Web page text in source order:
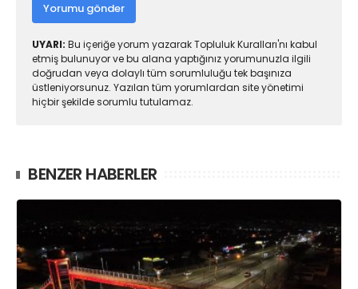
Yorumu gönder
UYARI: Bu içeriğe yorum yazarak Topluluk Kuralları'nı kabul
etmiş bulunuyor ve bu alana yaptığınız yorumunuzla ilgili
doğrudan veya dolaylı tüm sorumluluğu tek başınıza
üstleniyorsunuz. Yazılan tüm yorumlardan site yönetimi
hiçbir şekilde sorumlu tutulamaz.
BENZER HABERLER